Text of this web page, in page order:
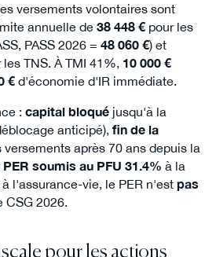
versements volontaires sont
annuelle de 38 448 €pour les
PASS 2026 = 48 060 €) et
TNS. À TMI 41%, 10 000 €
€d'économie d'IR immédiate.
: capital bloquéjusqu'à la
anticipé), fin de la
après 70 ans depuis la
soumis au PFU 31.4% à la
l'assurance-vie, le PER n'est pas
2026.
pour les actions